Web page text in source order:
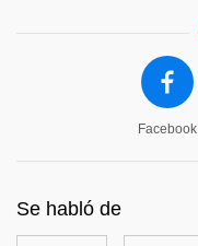
Facebook
Se habló de